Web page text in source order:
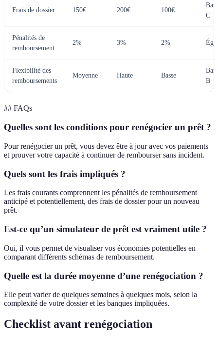
Frais de dossier 150€ 200€ 100€
C
Pénalités de
remboursement
2% 3% 2%
Flexibilité des
remboursements
Moyenne Haute Basse
B
## FAQs
Quelles sont les conditions pour renégocier un prêt ?
Pour renégocier un prêt, vous devez être à jour avec vos paiements
et prouver votre capacité à continuer de rembourser sans incident.
Quels sont les frais impliqués ?
Les frais courants comprennent les pénalités de remboursement
anticipé et potentiellement, des frais de dossier pour un nouveau
prêt.
Est-ce qu’un simulateur de prêt est vraiment utile ?
Oui, il vous permet de visualiser vos économies potentielles en
comparant différents schémas de remboursement.
Quelle est la durée moyenne d’une renégociation ?
Elle peut varier de quelques semaines à quelques mois, selon la
complexité de votre dossier et les banques impliquées.
Checklist avant renégociation